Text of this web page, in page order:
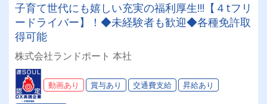
子育て世代にも嬉しい充実の福利厚生‼!【４tフリ
ードライバー】！◆未経験者も歓迎◆各種免許取
得可能
株式会社ランドポート 本社
動画あり 賞与あり 交通費支給 昇給あり